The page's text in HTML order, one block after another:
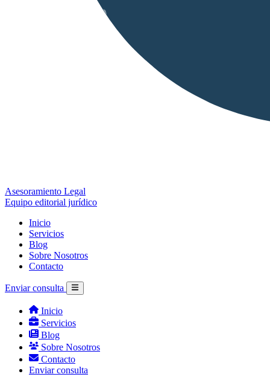
Asesoramiento Legal
Equipo editorial jurídico
Inicio
Servicios
Blog
Sobre Nosotros
Contacto
Enviar consulta
Inicio
Servicios
Blog
Sobre Nosotros
Contacto
Enviar consulta